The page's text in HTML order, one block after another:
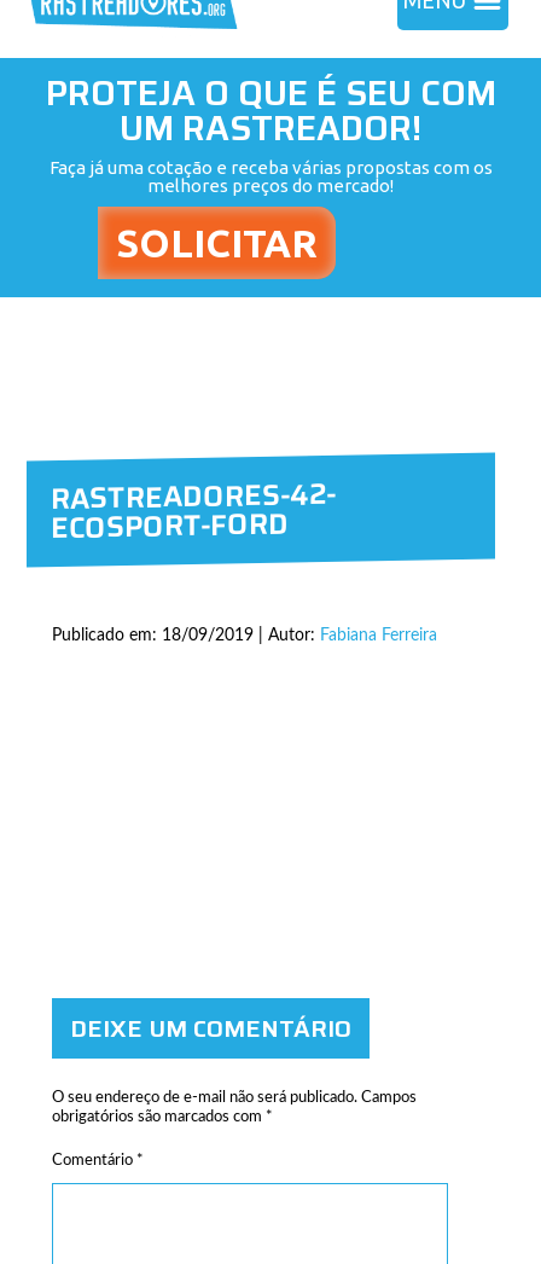
PROTEJA O QUE É SEU COM
UM RASTREADOR!
Faça já uma cotação e receba várias propostas com os
melhores preços do mercado!
RASTREADORES-42-
ECOSPORT-FORD
Publicado em: 18/09/2019 | Autor: Fabiana Ferreira
DEIXE UM COMENTÁRIO
O seu endereço de e-mail não será publicado. Campos
obrigatórios são marcados com *
Comentário *